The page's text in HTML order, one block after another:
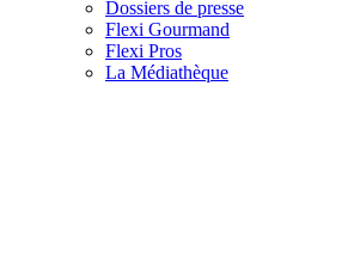
Dossiers de presse
Flexi Gourmand
Flexi Pros
La Médiathèque